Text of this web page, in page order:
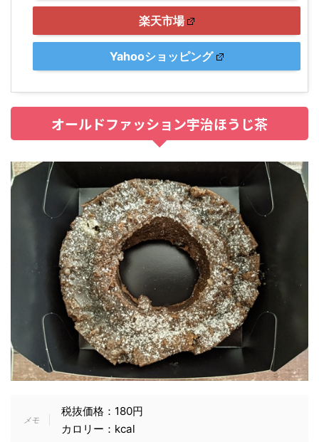
楽天市場
Yahooショッピング
オールドファッション宇治ほうじ茶
税抜価格：180円
カロリー：kcal